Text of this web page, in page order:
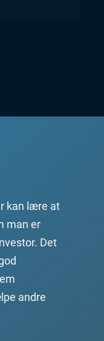
kan lære at
man er
Det
andre